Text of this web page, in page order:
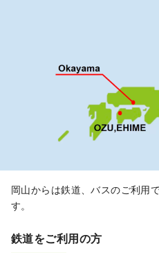
岡山からは鉄道、バスのご利用
す。
鉄道をご利用の方